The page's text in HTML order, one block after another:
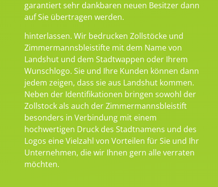
garantiert sehr dankbaren neuen Besitzer dann
auf Sie übertragen werden.
hinterlassen. Wir bedrucken Zollstöcke und
Zimmermannsbleistifte mit dem Name von
Landshut und dem Stadtwappen oder Ihrem
Wunschlogo. Sie und Ihre Kunden können dann
jedem zeigen, dass sie aus Landshut kommen.
Neben der Identifikationen bringen sowohl der
Zollstock als auch der Zimmermannsbleistift
besonders in Verbindung mit einem
hochwertigen Druck des Stadtnamens und des
Logos eine Vielzahl von Vorteilen für Sie und Ihr
Unternehmen, die wir Ihnen gern alle verraten
möchten.